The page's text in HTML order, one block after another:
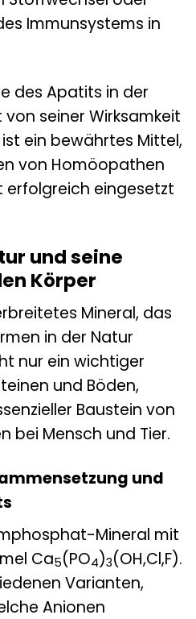
Immunsystems in
des Apatits in der
seiner Wirksamkeit
ein bewährtes Mittel,
von Homöopathen
erfolgreich eingesetzt
und seine
Körper
Mineral, das
in der Natur
nur ein wichtiger
und Böden,
Baustein von
bei Mensch und Tier.
und
Mineral mit
Ca5(PO4)3(OH,Cl,F).
Varianten,
Anionen